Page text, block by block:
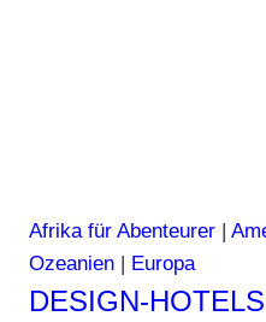
Afrika für Abenteurer
Ozeanien
Europa
DESIGN-